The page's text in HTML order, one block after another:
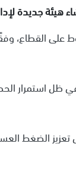
هيئة جديدة
القطاع،
ظل استمرار
تعزيز الضغط